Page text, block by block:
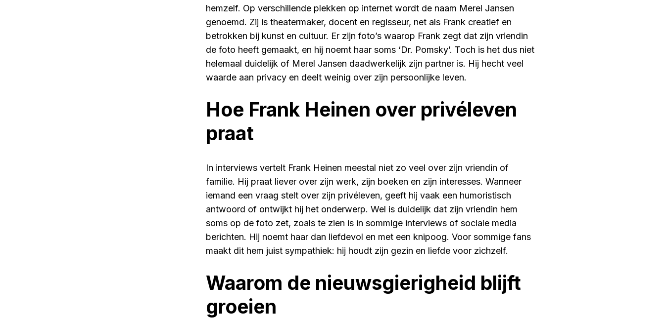
hemzelf. Op verschillende plekken op internet wordt de naam Merel Jansen
genoemd. Zij is theatermaker, docent en regisseur, net als Frank creatief en
betrokken bij kunst en cultuur. Er zijn foto’s waarop Frank zegt dat zijn vriendin
de foto heeft gemaakt, en hij noemt haar soms ‘Dr. Pomsky’. Toch is het dus niet
helemaal duidelijk of Merel Jansen daadwerkelijk zijn partner is. Hij hecht veel
waarde aan privacy en deelt weinig over zijn persoonlijke leven.
Hoe Frank Heinen over privéleven
praat
In interviews vertelt Frank Heinen meestal niet zo veel over zijn vriendin of
familie. Hij praat liever over zijn werk, zijn boeken en zijn interesses. Wanneer
iemand een vraag stelt over zijn privéleven, geeft hij vaak een humoristisch
antwoord of ontwijkt hij het onderwerp. Wel is duidelijk dat zijn vriendin hem
soms op de foto zet, zoals te zien is in sommige interviews of sociale media
berichten. Hij noemt haar dan liefdevol en met een knipoog. Voor sommige fans
maakt dit hem juist sympathiek: hij houdt zijn gezin en liefde voor zichzelf.
Waarom de nieuwsgierigheid blijft
groeien